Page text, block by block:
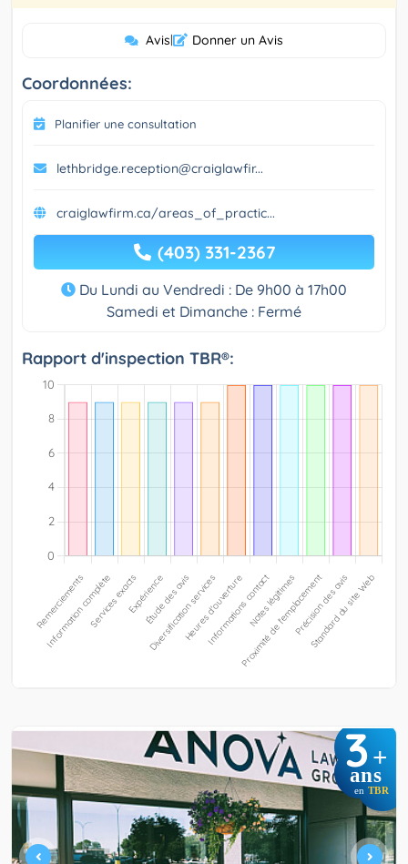
Avis| Donner un Avis
Coordonnées:
Planifier une consultation
lethbridge.reception@craiglawfir...
craiglawfirm.ca/areas_of_practic...
(403) 331-2367
Du Lundi au Vendredi : De 9h00 à 17h00
Samedi et Dimanche : Fermé
Rapport d'inspection TBR®:
3+
ans
en TBR